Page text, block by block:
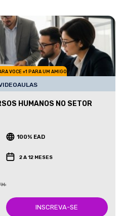
VOCE +1 PARA UM AMIGO
HUMANOS NO SETOR
100% EAD
2 A 12 MESES
INSCREVA-SE